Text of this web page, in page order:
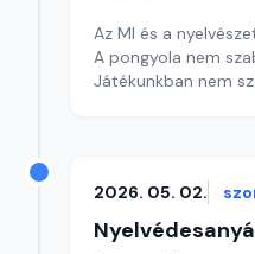
Az MI és a
A pongyola nem
Játékunkban nem
2026. 05. 02.